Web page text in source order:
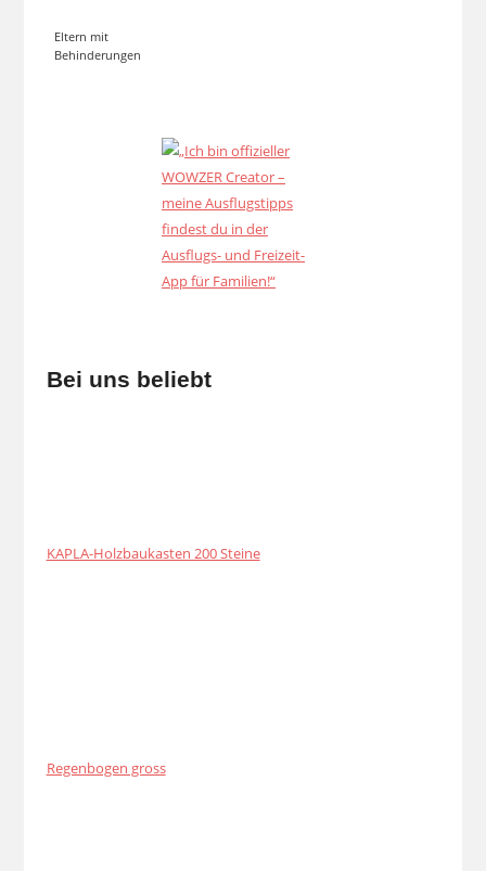
Eltern mit
Behinderungen
Bei uns beliebt
KAPLA-Holzbaukasten 200 Steine
Regenbogen gross